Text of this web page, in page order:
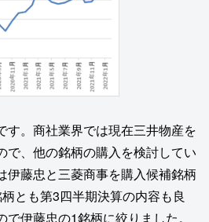
す。商社業界では現在三井物産を
で、他の銘柄の購入を検討してい
伊藤忠と三菱商事を購入候補銘柄
とも第3四半期決算の内容も良
伊藤忠の1銘柄に絞りました。